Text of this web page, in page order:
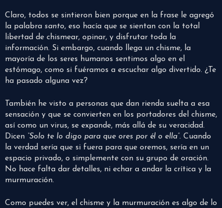
Claro, todos se sintieron bien porque en la frase le agregó
la palabra santo, eso hacía que se sientan con la total
libertad de chismear, opinar, y disfrutar toda la
información. Si embargo, cuando llega un chisme, la
mayoría de los seres humanos sentimos algo en el
estómago, como si fuéramos a escuchar algo divertido. ¿Te
ha pasado alguna vez?
También he visto a personas que dan rienda suelta a esa
sensación y que se convierten en los portadores del chisme,
así como un virus, se expande, más allá de su veracidad.
Dicen “Solo te lo digo para que ores por él o ella”. Cuando
la verdad sería que si fuera para que oremos, sería en un
espacio privado, o simplemente con su grupo de oración.
No hace falta dar detalles, ni echar a andar la crítica y la
murmuración.
Como puedes ver, el chisme y la murmuración es algo de lo